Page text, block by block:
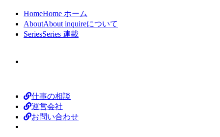
HomeHome ホーム
AboutAbout inquireについて
SeriesSeries 連載
仕事の相談
運営会社
お問い合わせ